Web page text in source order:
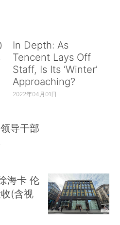
In Depth: As
Tencent Lays Off
Staff, Is Its ‘Winter’
Approaching?
2022年04月01日
导干部
海卡 伦
(含视